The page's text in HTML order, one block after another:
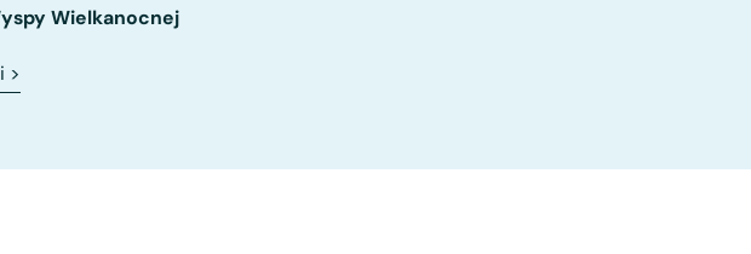
Wielkanocnej
>